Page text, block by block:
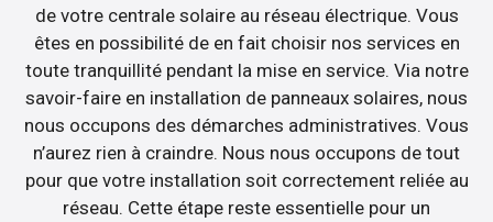
de votre centrale solaire au réseau électrique. Vous
êtes en possibilité de en fait choisir nos services en
toute tranquillité pendant la mise en service. Via notre
savoir-faire en installation de panneaux solaires, nous
nous occupons des démarches administratives. Vous
n’aurez rien à craindre. Nous nous occupons de tout
pour que votre installation soit correctement reliée au
réseau. Cette étape reste essentielle pour un